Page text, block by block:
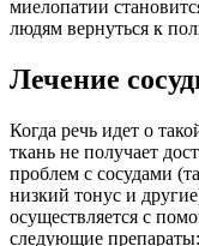
миелопатии
людям вернуться к
Лечение
Когда речь идет о
ткань не получает
проблем с сосудами
низкий тонус и
осуществляется с
следующие препараты: